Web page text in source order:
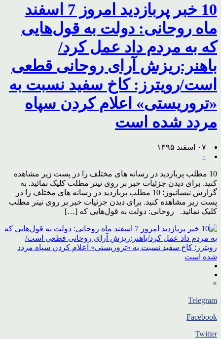
10 خبر پربازدید امروز 7 اسفند
ماه روحانی: دولت به قول‌هایی
که به مردم داد عمل کرد/
باهنر:ریزش آرای روحانی قطعی
است/رویترز: کاخ سفید نسبت به
«تروریستی» اعلام کردن سپاه
مردد شده است
۰۷ اسفند ۱۳۹۵
۰
10 مطلب پربازدید در رسانه های مختلف را در پست زیر مشاهده
کنید. برای دیدن جزئیات خبر بر روی تیتر مطلب کلیک نمائید. به
گزارش نیسانیوز؛ 10 مطلب پربازدید در رسانه های مختلف را در
پست زیر مشاهده کنید. برای دیدن جزئیات خبر بر روی تیتر مطلب
کلیک نمائید. روحانی: دولت به قول‌هایی که […]
×
Telegram
Facebook
Twitter